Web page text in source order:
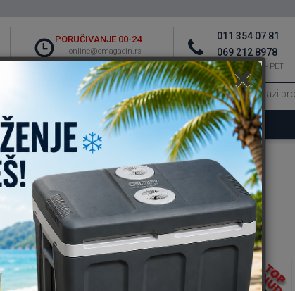
011 354 07 81
069 212 8978
08 - 16h PON - PET
PORUČIVANJE 00-24
online@emagacin.rs
Super akcija Akcija - friteze ×